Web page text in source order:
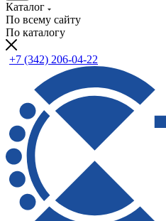
Каталог
По всему сайту
По каталогу
+7 (342) 206-04-22